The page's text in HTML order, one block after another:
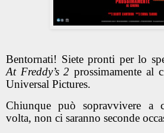
Bentornati! Siete pronti per lo
At Freddy’s 2 prossimamente al
Universal Pictures.
Chiunque può sopravvivere a
volta, non ci saranno seconde